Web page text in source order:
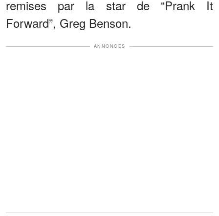
remises par la star de “Prank It
Forward”, Greg Benson.
ANNONCES